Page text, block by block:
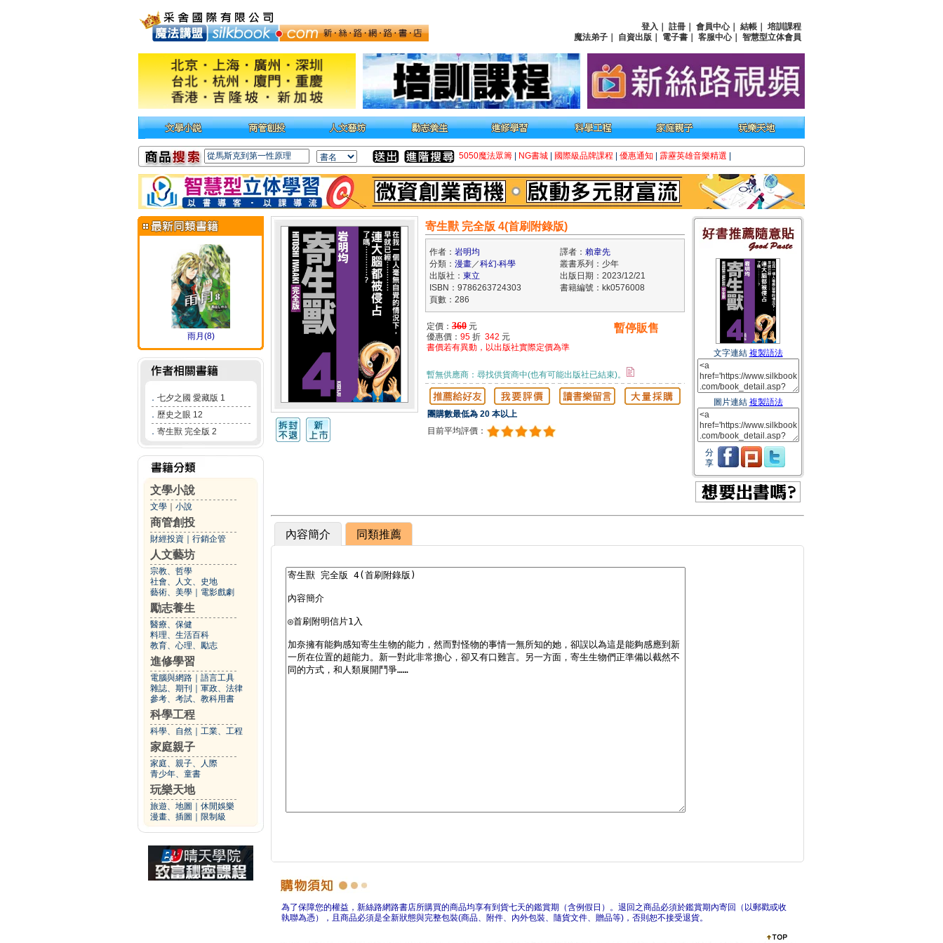
登入 註冊 會員中心｜ 結帳
培訓課程
魔法弟子
自資出版 電子書 客服中心｜ 智慧型立体會員
5050魔法眾籌 NG書城 國際級品牌課程 優惠通知 霹靂英雄音樂精選
雨月(8)
． 七夕之國 愛藏版 1
． 歷史之眼 12
． 寄生獸 完全版 2
文學小說
文學 小說
商管創投
財經投資 行銷企管
人文藝坊
宗教、哲學
社會、人文、史地
藝術、美學
電影戲劇
勵志養生
醫療、保健
料理、生活百科
教育、心理、勵志
進修學習
電腦與網路
語言工具
雜誌、期刊
軍政、法律
參考、考試、教科用書
科學工程
科學、自然 工業、工程
家庭親子
家庭、親子、人際
青少年、童書
玩樂天地
旅遊、地圖
休閒娛樂
漫畫、插圖
限制級
寄生獸 完全版 4(首刷附錄版)
作者： 岩明均 譯者： 賴韋先
分類： 漫畫／科幻‧科學
叢書系列：少年
出版社： 東立
出版日期：2023/12/21
ISBN：9786263724303
書籍編號：kk0576008
頁數：286
定價： 360 元
優惠價： 95 折 342 元
書價若有異動，以出版社實際定價為準
暫停販售
暫無供應商：尋找供貨商中(也有可能出版社已結束)。
團購數最低為 20 本以上
目前平均評價：
文字連結 複製語法
圖片連結 複製語法
分
享
內容簡介 同類推薦
為了保障您的權益，新絲路網路書店所購買的商品均享有到貨七天的鑑賞期（含例假日）。退回之商品必須於鑑賞期內寄回（以郵戳或收
執聯為憑），且商品必須是全新狀態與完整包裝(商品、附件、內外包裝、隨貨文件、贈品等)，否則恕不接受退貨。